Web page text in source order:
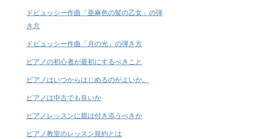
ドビュッシー作曲「亜麻色の髪の乙女」の弾
き方
ドビュッシー作曲「月の光」の弾き方
ピアノの初心者が最初にするべきこと
ピアノはいつからはじめるのがよいか。
ピアノは中古でも良いか
ピアノレッスンに親は付き添うべきか
ピアノ教室のレッスン規約とは